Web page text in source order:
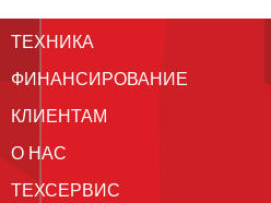
ТЕХНИКА
ФИНАНСИРОВАНИЕ
КЛИЕНТАМ
О НАС
ТЕХСЕРВИС